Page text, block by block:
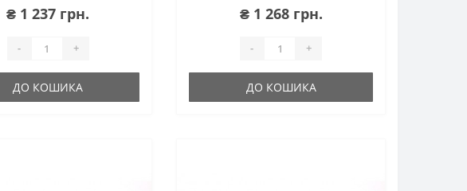
₴ 1 237 грн.
- +
ДО КОШИКА
₴ 1 268 грн.
- +
ДО КОШИКА